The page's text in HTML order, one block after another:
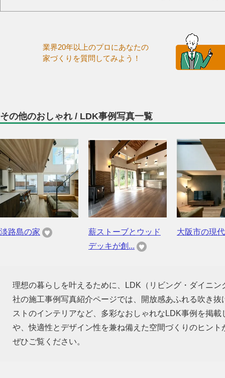
業界20年以上のプロにあなたの
家づくりを質問してみよう！
その他のおしゃれ / LDK事例写真一覧
淡路島の家
薪ストーブとウッド
デッキが創...
大阪市の現
理想の暮らしを叶えるために、LDK（リビング・ダイニ
社の施工事例写真紹介ページでは、開放感あふれる吹き
ストのインテリアなど、多彩なおしゃれなLDK事例を掲
や、快適性とデザイン性を兼ね備えた空間づくりのヒン
ぜひご覧ください。